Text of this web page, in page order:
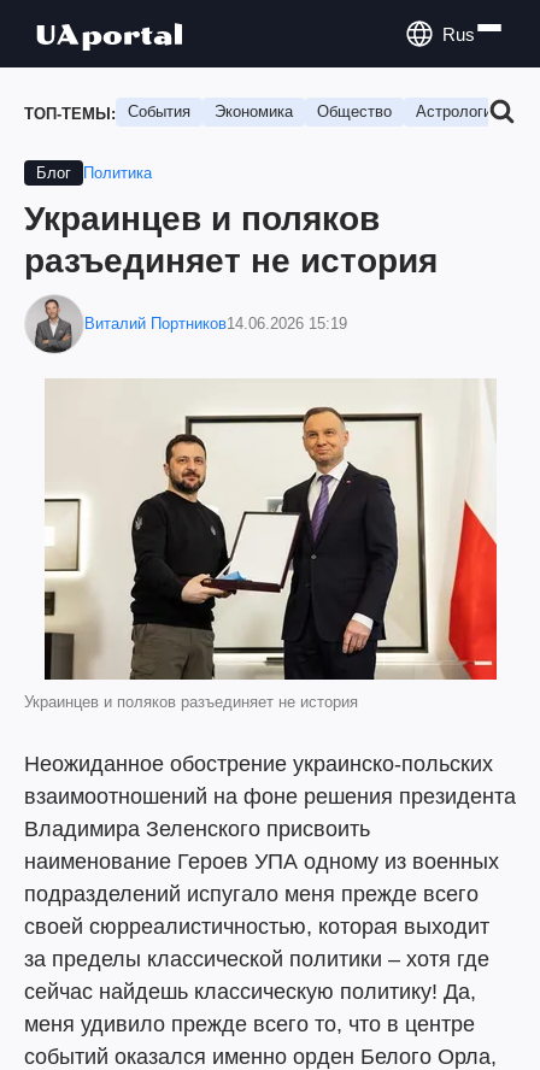
Rus
ТОП-ТЕМЫ: События Экономика Общество Астрология
Блог Политика
Украинцев и поляков
разъединяет не история
Виталий Портников14.06.2026 15:19
Украинцев и поляков разъединяет не история
Неожиданное обострение украинско-польских
взаимоотношений на фоне решения президента
Владимира Зеленского присвоить
наименование Героев УПА одному из военных
подразделений испугало меня прежде всего
своей сюрреалистичностью, которая выходит
за пределы классической политики – хотя где
сейчас найдешь классическую политику! Да,
меня удивило прежде всего то, что в центре
событий оказался именно орден Белого Орла,